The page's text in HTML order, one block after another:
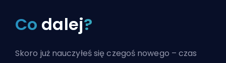
Co dalej?
Skoro już nauczyłeś się czegoś nowego – czas